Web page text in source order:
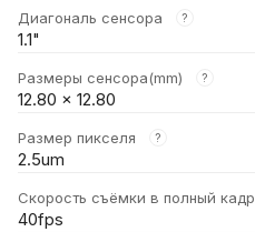
Диагональ сенсора ?
1.1"
Размеры сенсора(mm) ?
12.80 x 12.80
Размер пикселя ?
2.5um
Скорость съёмки в полный кадр
40fps